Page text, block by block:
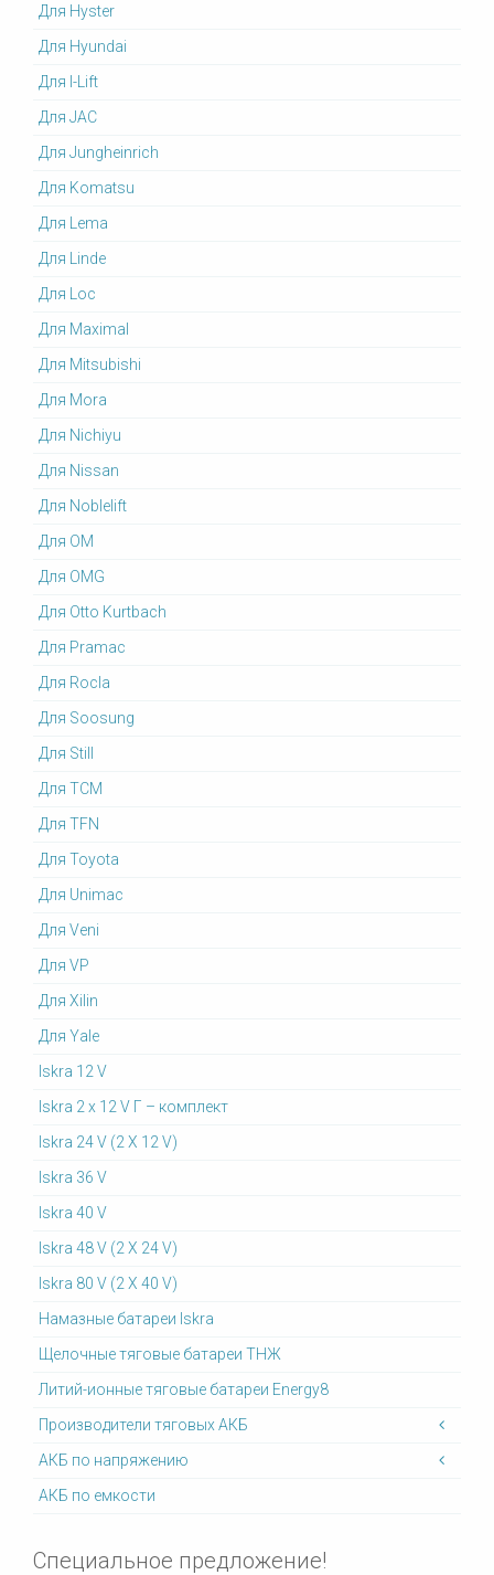
Для Hyster
Для Hyundai
Для I-Lift
Для JAC
Для Jungheinrich
Для Komatsu
Для Lema
Для Linde
Для Loc
Для Maximal
Для Mitsubishi
Для Mora
Для Nichiyu
Для Nissan
Для Noblelift
Для OM
Для OMG
Для Otto Kurtbach
Для Pramac
Для Rocla
Для Soosung
Для Still
Для TCM
Для TFN
Для Toyota
Для Unimac
Для Veni
Для VP
Для Xilin
Для Yale
Iskra 12 V
Iskra 2 x 12 V Г – комплект
Iskra 24 V (2 X 12 V)
Iskra 36 V
Iskra 40 V
Iskra 48 V (2 X 24 V)
Iskra 80 V (2 X 40 V)
Намазные батареи Iskra
Щелочные тяговые батареи ТНЖ
Литий-ионные тяговые батареи Energy8
Производители тяговых АКБ
АКБ по напряжению
АКБ по емкости
Специальное предложение!